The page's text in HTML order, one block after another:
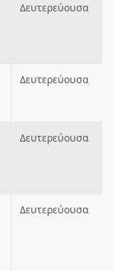
Δευτερεύουσα
Δευτερεύουσα
Δευτερεύουσα
Δευτερεύουσα